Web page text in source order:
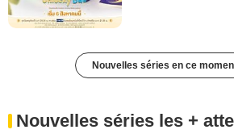
Nouvelles séries en ce
Nouvelles séries les +